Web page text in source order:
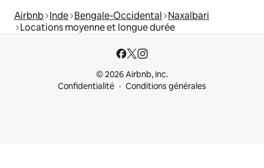
Airbnb Inde Bengale-Occidental Naxalbari
Locations moyenne et longue durée
© 2026 Airbnb, Inc.
Confidentialité
Conditions générales